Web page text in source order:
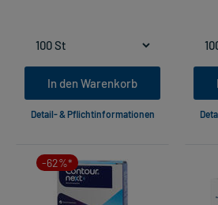
In den Warenkorb
Detail- & Pflichtinformationen
-62%*